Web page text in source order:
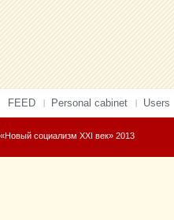
FEED Personal cabinet Users
«Новый социализм XXI век» 2013